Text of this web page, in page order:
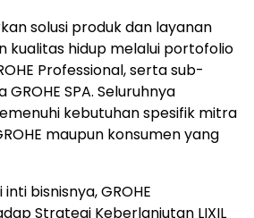
solusi produk dan layanan
kualitas hidup melalui portofolio
Professional, serta sub-
SPA. Seluruhnya
kebutuhan spesifik mitra
maupun konsumen yang
bisnisnya, GROHE
Strategi Keberlanjutan LIXIL